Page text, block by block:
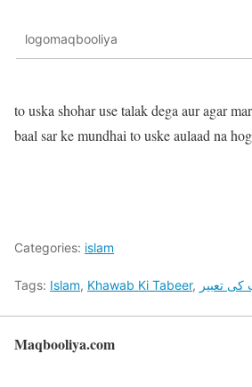
logomaqbooliya
to uska shohar use talak dega aur agar
baal sar ke mundhai to uske aulaad na
Categories: islam
Tags: Islam, Khawab Ki Tabeer, کی تعبیر
Maqbooliya.com